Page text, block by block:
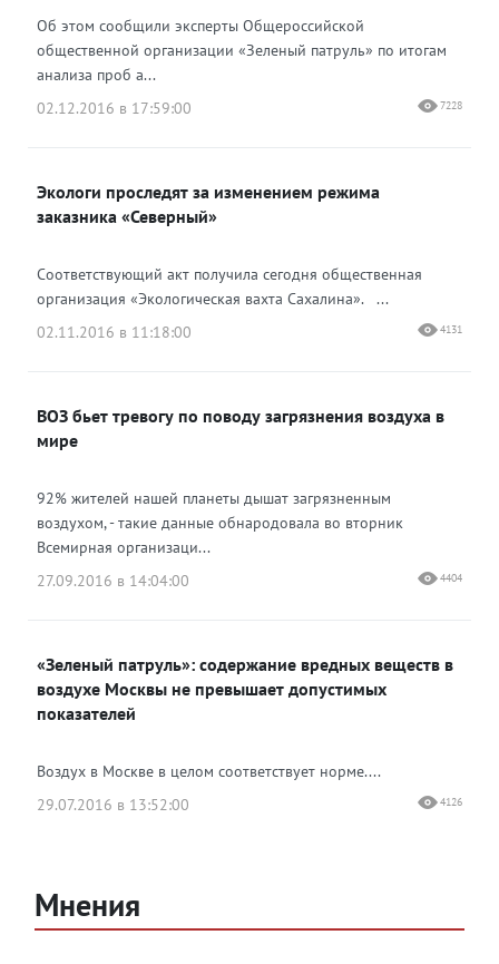
Об этом сообщили эксперты Общероссийской
общественной организации «Зеленый патруль» по итогам
анализа проб а...
02.12.2016 в 17:59:00
7228
Экологи проследят за изменением режима
заказника «Северный»
Соответствующий акт получила сегодня общественная
организация «Экологическая вахта Сахалина». ...
02.11.2016 в 11:18:00
4131
ВОЗ бьет тревогу по поводу загрязнения воздуха в
мире
92% жителей нашей планеты дышат загрязненным
воздухом, - такие данные обнародовала во вторник
Всемирная организаци...
27.09.2016 в 14:04:00
4404
«Зеленый патруль»: содержание вредных веществ в
воздухе Москвы не превышает допустимых
показателей
Воздух в Москве в целом соответствует норме....
29.07.2016 в 13:52:00
4126
Мнения